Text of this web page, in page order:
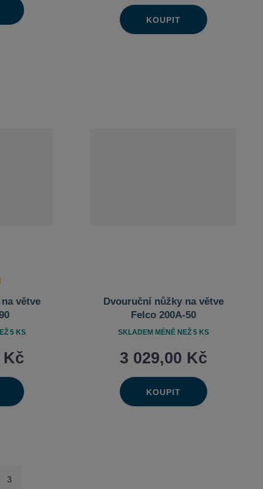
Změnit
Navýšit
množství
Snížit
Ks
KOUPIT
větve
Kč
5 KS
Dvouruční nůžky na větve
Felco 200A-50
3 029,00 Kč
Změnit
Navýšit
množství
Snížit
Ks
KOUPIT
SKLADEM MÉNĚ NEŽ 5 KS
3